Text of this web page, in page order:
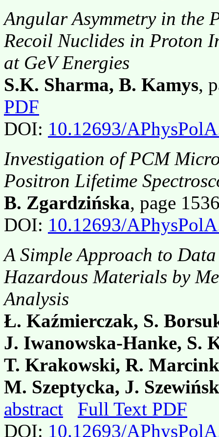
Angular Asymmetry in the
Recoil Nuclides in Proton
at GeV Energies
S.K. Sharma, B. Kamys,
PDF
DOI: 10.12693/
Investigation of PCM
Positron Lifetime
B. Zgardzińska, page
DOI: 10.12693/
A Simple Approach to
Hazardous Materials by
Analysis
Ł. Kaźmierczak, S.
J. Iwanowska-Hanke, S.
T. Krakowski, R.
M. Szeptycka, J.
abstract
Full Text PDF
DOI: 10.12693/